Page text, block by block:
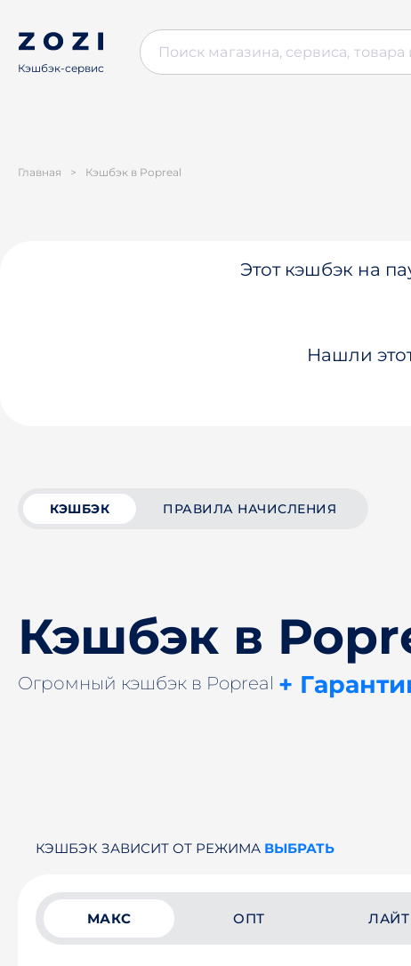
Кэшбэк-сервис
Главная > Кэшбэк в Popreal
Этот кэшбэк на
Нашли
КЭШБЭК ПРАВИЛА НАЧИСЛЕНИЯ
Кэшбэк в
Огромный кэшбэк в Popreal +
КЭШБЭК ЗАВИСИТ ОТ РЕЖИМА ВЫБРАТЬ
МАКС ОПТ ЛАЙТ